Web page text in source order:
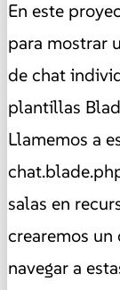
En este
para mostrar
de chat
plantillas
Llamemos a
salas en
crearemos
navegar a